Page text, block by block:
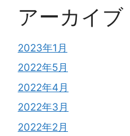
アーカイブ
2023年1月
2022年5月
2022年4月
2022年3月
2022年2月